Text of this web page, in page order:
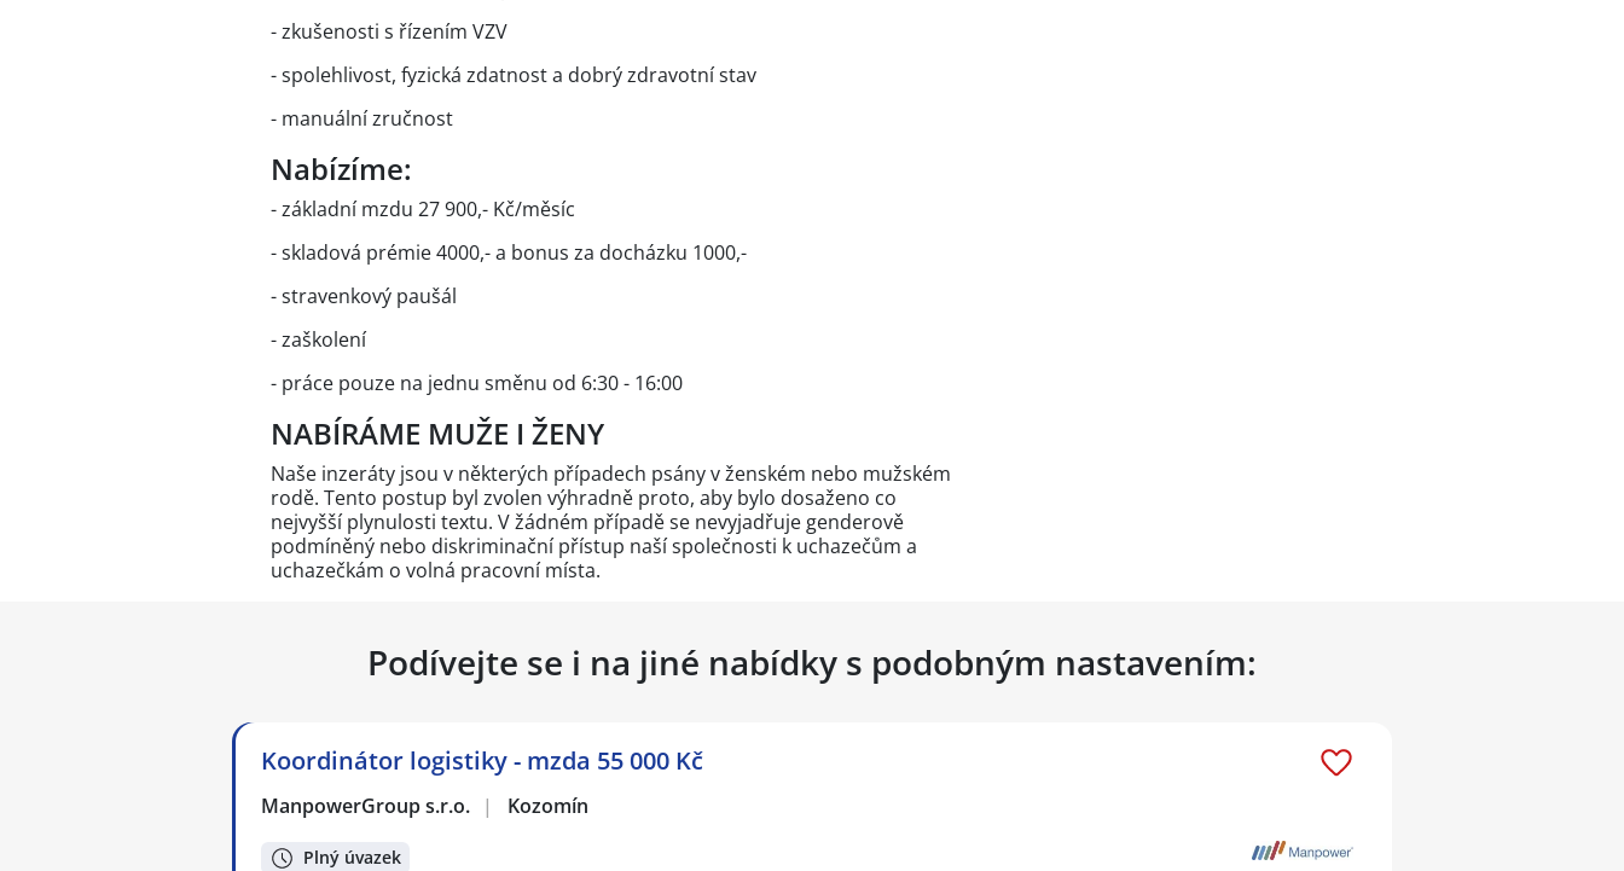
- zkušenosti s řízením VZV
- spolehlivost, fyzická zdatnost a dobrý zdravotní stav
- manuální zručnost
Nabízíme:
- základní mzdu 27 900,- Kč/měsíc
- skladová prémie 4000,- a bonus za docházku 1000,-
- stravenkový paušál
- zaškolení
- práce pouze na jednu směnu od 6:30 - 16:00
NABÍRÁME MUŽE I ŽENY
Naše inzeráty jsou v některých případech psány v ženském nebo mužském
rodě. Tento postup byl zvolen výhradně proto, aby bylo dosaženo co
nejvyšší plynulosti textu. V žádném případě se nevyjadřuje genderově
podmíněný nebo diskriminační přístup naší společnosti k uchazečům a
uchazečkám o volná pracovní místa.
Podívejte se i na jiné nabídky s podobným nastavením:
Koordinátor logistiky - mzda 55 000 Kč
ManpowerGroup s.r.o. | Kozomín
Plný úvazek